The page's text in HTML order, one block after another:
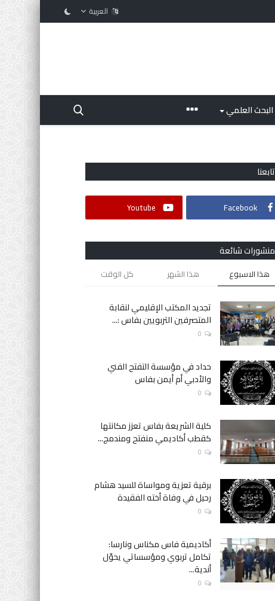
العربية
البحث العلمي
تابعنا
Facebook
Youtube
منشورات شائعة
هذا الاسبوع هذا الشهر كل الوقت
تجديد المكتب الإقليمي لنقابة
المتصرفين التربويين بفاس :...
0
حداد في مؤسسة التفتح الفني
والأدبي أم أيمن بفاس
0
كلية الشريعة بفاس تعزز مكانتها
كقطب أكاديمي منفتح ومندمج...
0
برقية تعزية ومواساة للسيد هشام
رحيل في وفاة أخته الفقيدة
0
أكاديمية فاس مكناس ونارسا:
تكامل تربوي ومؤسساتي يحوّل
أندية...
0